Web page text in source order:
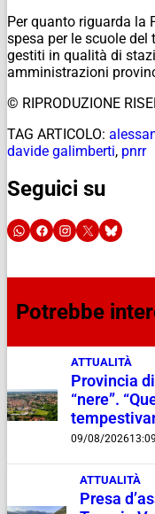
Per quanto riguarda la
spesa per le scuole
gestiti in qualità di
amministrazioni
© RIPRODUZIONE
TAG ARTICOLO:
davide galimberti, pnrr
Seguici su
Potrebbe
ATTUALITÀ
Provincia
“nere”.
09/08/202613:09
ATTUALITÀ
Presa